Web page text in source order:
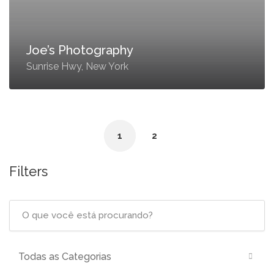
Joe’s Photography
Sunrise Hwy, New York
1 2
Filters
Todas as Categorias